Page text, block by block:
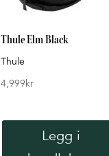
Thule Elm Black
Thule
4,999kr
Legg i